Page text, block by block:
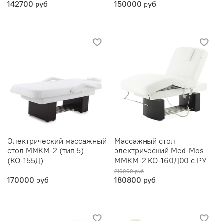
142700 руб 150000 руб
Электрический массажный
стол ММКМ-2 (тип 5)
(КО-155Д)
170000 руб
Массажный стол
электричеcкий Med-Mos
ММКМ-2 КО-160Д00 с РУ
219990 руб
180800 руб